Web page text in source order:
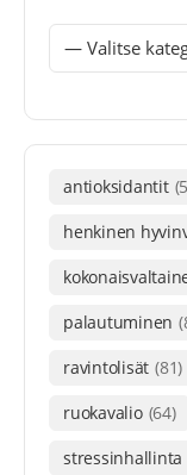
antioksidantit
henkinen
palautuminen
ravintolisät (81)
ruokavalio (64)
stressinhallinta